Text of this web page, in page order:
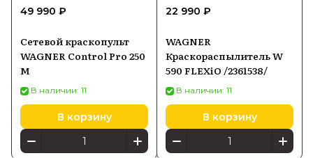
49 990 ₽
Сетевой краскопульт
WAGNER Control Pro 250
M
В наличии: 11
В корзину
22 990 ₽
WAGNER
Краскораспылитель W
590 FLEXiO /2361538/
В наличии: 11
В корзину